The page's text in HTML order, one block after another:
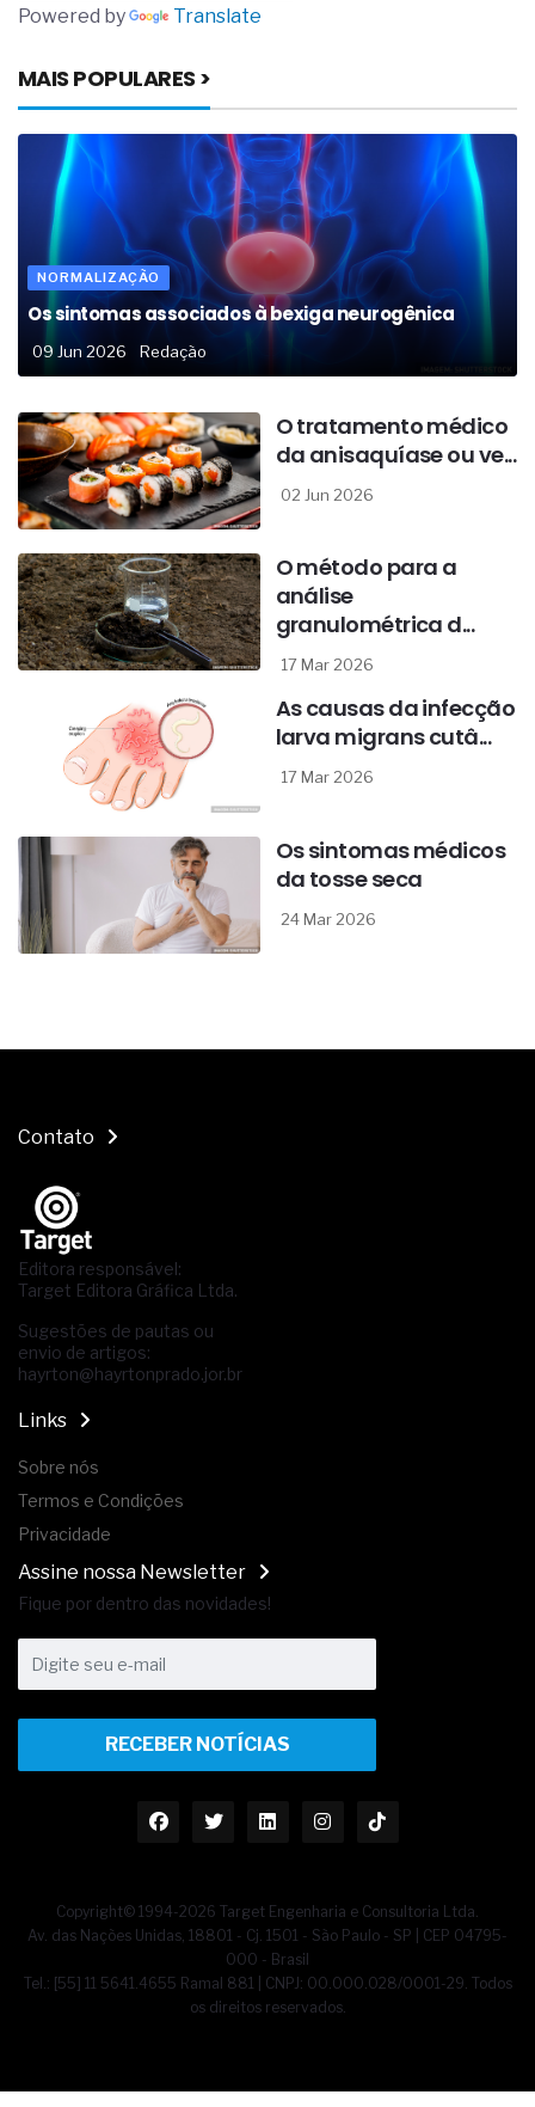
Powered by Translate
MAIS POPULARES >
NORMALIZAÇÃO
Os sintomas associados à bexiga neurogênica
09 Jun 2026 Redação
O tratamento médico
da anisaquíase ou ve...
02 Jun 2026
O método para a
análise
granulométrica d...
17 Mar 2026
As causas da infecção
larva migrans cutâ...
17 Mar 2026
Os sintomas médicos
da tosse seca
24 Mar 2026
Contato
Editora responsável:
Target Editora Gráfica Ltda.
Sugestões de pautas ou
envio de artigos:
hayrton@hayrtonprado.jor.br
Links
Sobre nós
Termos e Condições
Privacidade
Assine nossa Newsletter
Fique por dentro das novidades!
RECEBER NOTÍCIAS
Copyright© 1994-2026 Target Engenharia e Consultoria Ltda.
Av. das Nações Unidas, 18801 - Cj. 1501 - São Paulo - SP | CEP 04795-
000 - Brasil
Tel.: [55] 11 5641.4655 Ramal 881 | CNPJ: 00.000.028/0001-29. Todos
os direitos reservados.